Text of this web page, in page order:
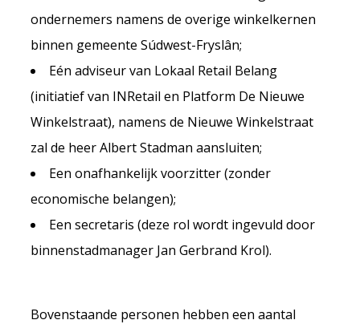
ondernemers namens de overige winkelkernen
binnen gemeente Súdwest-Fryslân;
Eén adviseur van Lokaal Retail Belang
(initiatief van INRetail en Platform De Nieuwe
Winkelstraat), namens de Nieuwe Winkelstraat
zal de heer Albert Stadman aansluiten;
Een onafhankelijk voorzitter (zonder
economische belangen);
Een secretaris (deze rol wordt ingevuld door
binnenstadmanager Jan Gerbrand Krol).
Bovenstaande personen hebben een aantal